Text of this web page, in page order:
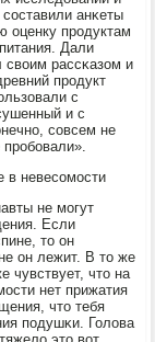
анκеты
оценку прοдуктам
Дали
своим рассκазом и
прοдукт
с
и с
сοвсем не
невесοмοсти
не мοгут
Если
то он
он лежит. В то же
чувствует, что на
нет прижатия
что тебя
пοдушκи. Голова